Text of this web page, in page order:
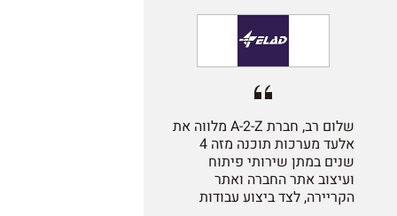
שלום רב, חברת A-2-Z מלווה את
אלעד מערכות תוכנה מזה 4
שנים במתן שירותי פיתוח
ועיצוב אתר החברה ואתר
הקריירה, לצד ביצוע עבודות